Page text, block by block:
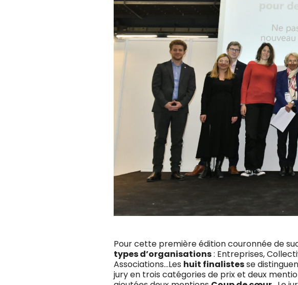
Pour cette première édition couronnée de
types d’organisations: Entreprises,
Associations…Les huit finalistesse
jury en trois catégories de prix et deux